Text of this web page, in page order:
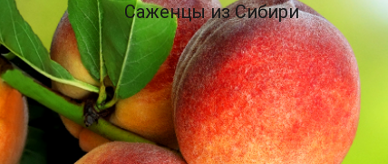
Саженцы из Сибири